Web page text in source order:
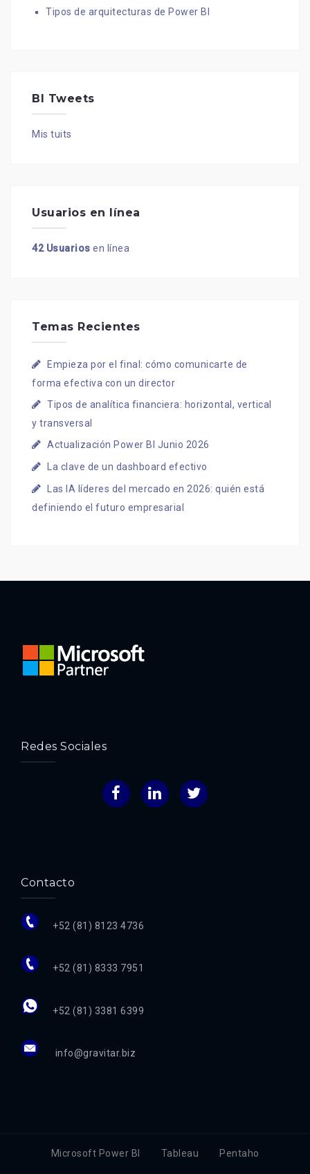
Tipos de arquitecturas de Power BI
BI Tweets
Mis tuits
Usuarios en línea
42 Usuarios en línea
Temas Recientes
Empieza por el final: cómo comunicarte de
forma efectiva con un director
Tipos de analítica financiera: horizontal, vertical
y transversal
Actualización Power BI Junio 2026
La clave de un dashboard efectivo
Las IA líderes del mercado en 2026: quién está
definiendo el futuro empresarial
Redes Sociales
FacebookLinkedInTwitter
Contacto
+52 (81) 8123 4736
+52 (81) 8333 7951
+52 (81) 3381 6399
info@gravitar.biz
Microsoft Power BI Tableau Pentaho